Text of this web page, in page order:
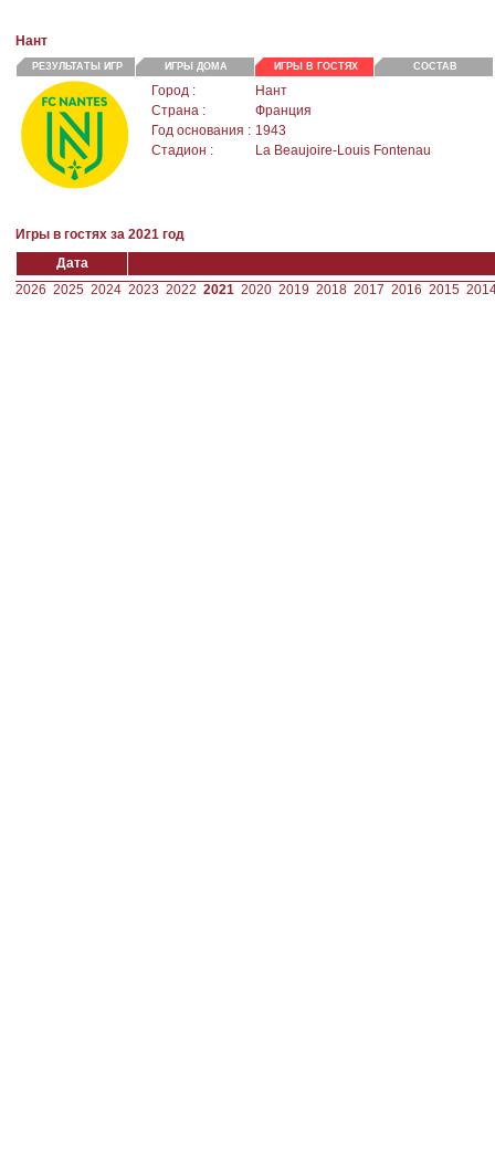
Нант
РЕЗУЛЬТАТЫ ИГР ИГРЫ ДОМА ИГРЫ В ГОСТЯХ СОСТАВ
Город :
Нант
Страна :
Франция
Год основания : 1943
Стадион :
La Beaujoire-Louis Fontenau
Игры в гостях за 2021 год
Дата
2026 2025 2024 2023 2022 2021 2020 2019 2018 2017 2016 2015